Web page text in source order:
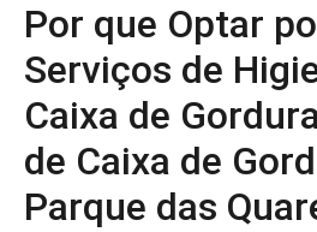
Por que Optar
Serviços de
Caixa de
de Caixa de
Parque das